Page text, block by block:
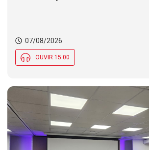
07/08/2026
OUVIR 15:00